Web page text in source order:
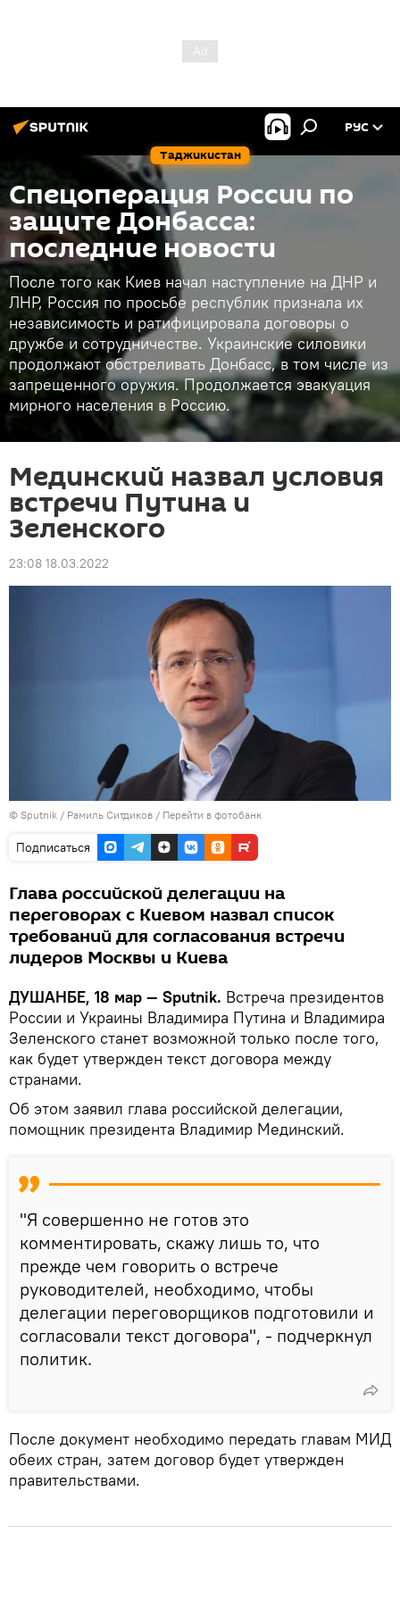
Таджикистан
РУС
Спецоперация России по
защите Донбасса:
последние новости
После того как Киев начал наступление на ДНР и
ЛНР, Россия по просьбе республик признала их
независимость и ратифицировала договоры о
дружбе и сотрудничестве. Украинские силовики
продолжают обстреливать Донбасс, в том числе из
запрещенного оружия. Продолжается эвакуация
мирного населения в Россию.
Мединский назвал условия
встречи Путина и
Зеленского
23:08 18.03.2022
© Sputnik / Рамиль Ситдиков / Перейти в фотобанк
Подписаться
Глава российской делегации на
переговорах с Киевом назвал список
требований для согласования встречи
лидеров Москвы и Киева
ДУШАНБЕ, 18 мар — Sputnik. Встреча президентов
России и Украины Владимира Путина и Владимира
Зеленского станет возможной только после того,
как будет утвержден текст договора между
странами.
Об этом заявил глава российской делегации,
помощник президента Владимир Мединский.
"Я совершенно не готов это
комментировать, скажу лишь то, что
прежде чем говорить о встрече
руководителей, необходимо, чтобы
делегации переговорщиков подготовили и
согласовали текст договора", - подчеркнул
политик.
После документ необходимо передать главам МИД
обеих стран, затем договор будет утвержден
правительствами.